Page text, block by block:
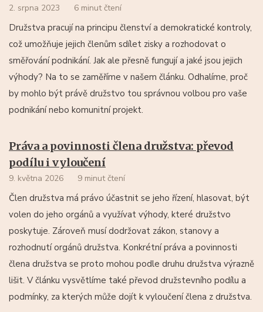
2. srpna 2023 6 minut čtení
Družstva pracují na principu členství a demokratické kontroly,
což umožňuje jejich členům sdílet zisky a rozhodovat o
směřování podnikání. Jak ale přesně fungují a jaké jsou jejich
výhody? Na to se zaměříme v našem článku. Odhalíme, proč
by mohlo být právě družstvo tou správnou volbou pro vaše
podnikání nebo komunitní projekt.
Práva a povinnosti člena družstva: převod
podílu i vyloučení
9. května 2026 9 minut čtení
Člen družstva má právo účastnit se jeho řízení, hlasovat, být
volen do jeho orgánů a využívat výhody, které družstvo
poskytuje. Zároveň musí dodržovat zákon, stanovy a
rozhodnutí orgánů družstva. Konkrétní práva a povinnosti
člena družstva se proto mohou podle druhu družstva výrazně
lišit. V článku vysvětlíme také převod družstevního podílu a
podmínky, za kterých může dojít k vyloučení člena z družstva.